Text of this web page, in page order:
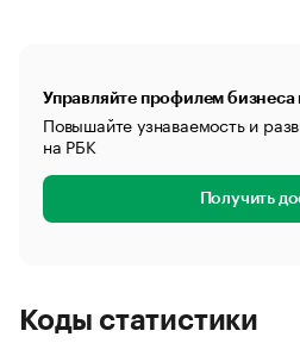
Управляйте профилем бизнеса
Повышайте узнаваемость и
на РБК
Получить
Коды статистики